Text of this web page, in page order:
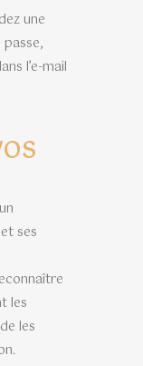
une
l’e-mail
ses
les
les